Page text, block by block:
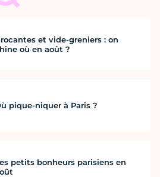
et vide-greniers : on
où en août ?
pique-niquer à Paris ?
petits bonheurs parisiens en